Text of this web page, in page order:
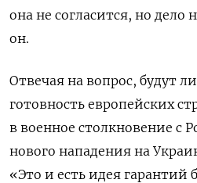
она не согласится, но дело
он.
Отвечая на вопрос, будут
готовность европейских
в военное столкновение с
нового нападения на
«Это и есть идея гарантий